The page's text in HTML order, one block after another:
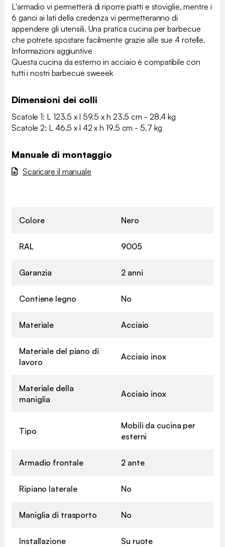
L'armadio vi permetterà di riporre piatti e stoviglie, mentre i
6 ganci ai lati della credenza vi permetteranno di
appendere gli utensili. Una pratica cucina per barbecue
che potrete spostare facilmente grazie alle sue 4 rotelle.
Informazioni aggiuntive
Questa cucina da esterno in acciaio è compatibile con
tutti i nostri barbecue sweeek
Dimensioni dei colli
Scatole 1: L 123.5 x l 59.5 x h 23.5 cm - 28.4 kg
Scatole 2: L 46.5 x l 42 x h 19.5 cm - 5.7 kg
Manuale di montaggio
Scaricare il manuale
Colore Nero
RAL 9005
Garanzia 2 anni
Contiene legno No
Materiale Acciaio
Materiale del piano di
lavoro
Acciaio inox
Materiale della
maniglia
Acciaio inox
Tipo
Mobili da cucina per
esterni
Armadio frontale 2 ante
Ripiano laterale No
Maniglia di trasporto No
Installazione Su ruote